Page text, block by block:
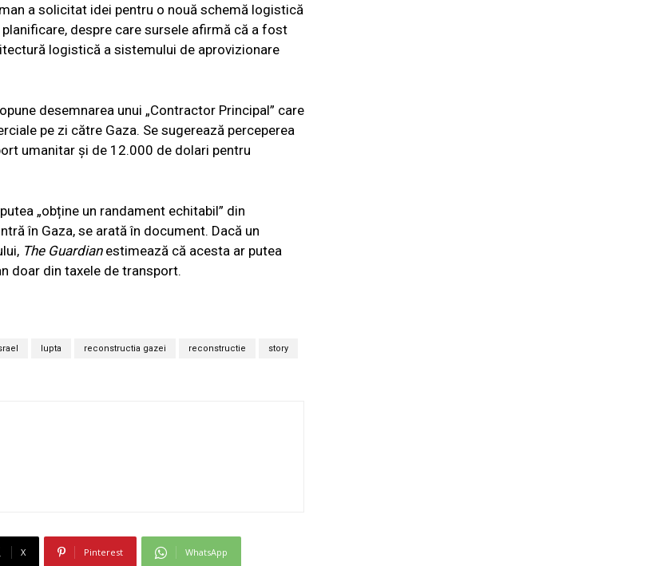
a solicitat idei pentru o nouă schemă logistică
despre care sursele afirmă că a fost
logistică a sistemului de aprovizionare
desemnarea unui „Contractor Principal” care
pe zi către Gaza. Se sugerează perceperea
umanitar și de 12.000 de dolari pentru
„obține un randament echitabil” din
în Gaza, se arată în document. Dacă un
The Guardianestimează că acesta ar putea
doar din taxele de transport.
lupta reconstructia gazei reconstructie story
X Pinterest WhatsApp